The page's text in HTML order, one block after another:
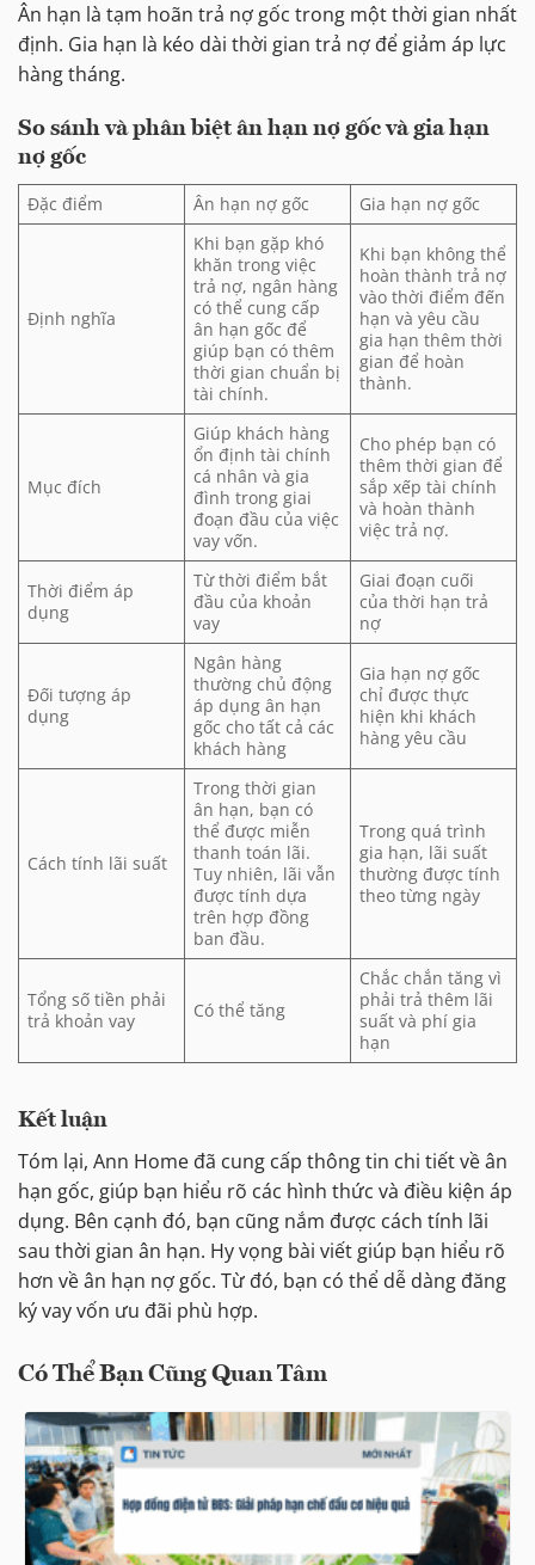
Ân hạn là tạm hoãn trả nợ gốc trong một thời gian nhất
định. Gia hạn là kéo dài thời gian trả nợ để giảm áp lực
hàng tháng.
So sánh và phân biệt ân hạn nợ gốc và gia hạn
nợ gốc
Đặc điểm Ân hạn nợ gốc Gia hạn nợ gốc
Định nghĩa
Khi bạn gặp khó
khăn trong việc
trả nợ, ngân hàng
có thể cung cấp
ân hạn gốc để
giúp bạn có thêm
thời gian chuẩn bị
tài chính.
Khi bạn không thể
hoàn thành trả nợ
vào thời điểm đến
hạn và yêu cầu
gia hạn thêm thời
gian để hoàn
thành.
Mục đích
Giúp khách hàng
ổn định tài chính
cá nhân và gia
đình trong giai
đoạn đầu của việc
vay vốn.
Cho phép bạn có
thêm thời gian để
sắp xếp tài chính
và hoàn thành
việc trả nợ.
Thời điểm áp
dụng
Từ thời điểm bắt
đầu của khoản
vay
Giai đoạn cuối
của thời hạn trả
nợ
Đối tượng áp
dụng
Ngân hàng
thường chủ động
áp dụng ân hạn
gốc cho tất cả các
khách hàng
Gia hạn nợ gốc
chỉ được thực
hiện khi khách
hàng yêu cầu
Cách tính lãi suất
Trong thời gian
ân hạn, bạn có
thể được miễn
thanh toán lãi.
Tuy nhiên, lãi vẫn
được tính dựa
trên hợp đồng
ban đầu.
Trong quá trình
gia hạn, lãi suất
thường được tính
theo từng ngày
Tổng số tiền phải
trả khoản vay
Có thể tăng
Chắc chắn tăng vì
phải trả thêm lãi
suất và phí gia
hạn
Kết luận
Tóm lại, Ann Home đã cung cấp thông tin chi tiết về ân
hạn gốc, giúp bạn hiểu rõ các hình thức và điều kiện áp
dụng. Bên cạnh đó, bạn cũng nắm được cách tính lãi
sau thời gian ân hạn. Hy vọng bài viết giúp bạn hiểu rõ
hơn về ân hạn nợ gốc. Từ đó, bạn có thể dễ dàng đăng
ký vay vốn ưu đãi phù hợp.
Có Thể Bạn Cũng Quan Tâm